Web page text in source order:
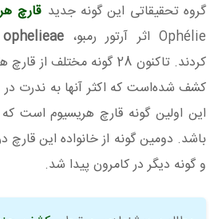
گروه تحقیقاتی این گونه جدید قارچ
Ophélie اثر آرتور رمبو،
کشف شده‌است که اکثر آنها به ندرت
این اولین گونه قارچ هریسیوم است
باشد. دومین گونه از خانواده این
و گونه دیگر در کامرون پیدا شد.